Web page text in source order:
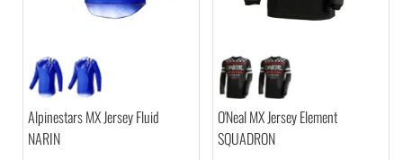
Alpinestars MX Jersey Fluid
NARIN
O'Neal MX Jersey Element
SQUADRON